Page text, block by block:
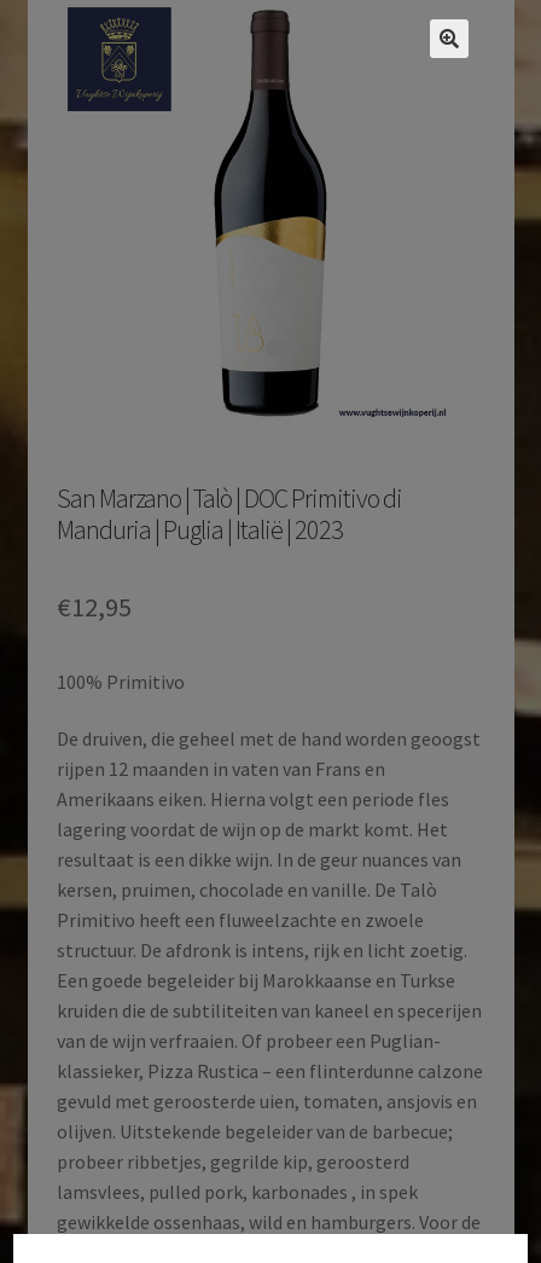
San Marzano | Talò | DOC Primitivo di
Manduria | Puglia | Italië | 2023
€12,95
100% Primitivo
De druiven, die geheel met de hand worden geoogst
rijpen 12 maanden in vaten van Frans en
Amerikaans eiken. Hierna volgt een periode fles
lagering voordat de wijn op de markt komt. Het
resultaat is een dikke wijn. In de geur nuances van
kersen, pruimen, chocolade en vanille. De Talò
Primitivo heeft een fluweelzachte en zwoele
structuur. De afdronk is intens, rijk en licht zoetig.
Een goede begeleider bij Marokkaanse en Turkse
kruiden die de subtiliteiten van kaneel en specerijen
van de wijn verfraaien. Of probeer een Puglian-
klassieker, Pizza Rustica – een flinterdunne calzone
gevuld met geroosterde uien, tomaten, ansjovis en
olijven. Uitstekende begeleider van de barbecue;
probeer ribbetjes, gegrilde kip, geroosterd
lamsvlees, pulled pork, karbonades , in spek
gewikkelde ossenhaas, wild en hamburgers. Voor de